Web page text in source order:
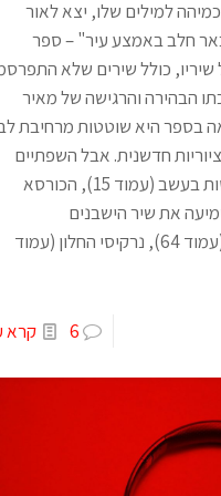
למילים שלו, יצא לאור
חלב באמצע עיר" – ספר
כולל שירים שלא
הבהירה והרגישה של מאיר
בספר היא שוטטות מרחיבת
חדשנית. אבל השפתיים
החדשות השטות בעשב (עמוד 15), הכורסא
את שיר הישבנים
(עמוד
6 קרא